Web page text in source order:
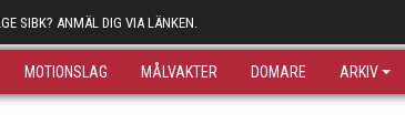
SIBK? ANMÄL DIG VIA LÄNKEN.
MOTIONSLAG MÅLVAKTER DOMARE ARKIV